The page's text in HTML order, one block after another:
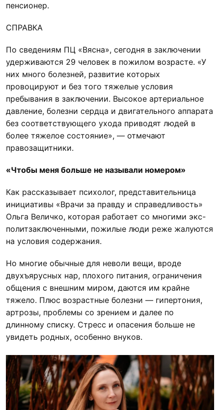
пенсионер.
СПРАВКА
По сведениям ПЦ «Вясна», сегодня в заключении
удерживаются 29 человек в пожилом возрасте. «У
них много болезней, развитие которых
провоцируют и без того тяжелые условия
пребывания в заключении. Высокое артериальное
давление, болезни сердца и двигательного аппарата
без соответствующего ухода приводят людей в
более тяжелое состояние», — отмечают
правозащитники.
«Чтобы меня больше не называли номером»
Как рассказывает психолог, представительница
инициативы «Врачи за правду и справедливость»
Ольга Величко, которая работает со многими экс-
политзаключенными, пожилые люди реже жалуются
на условия содержания.
Но многие обычные для неволи вещи, вроде
двухъярусных нар, плохого питания, ограничения
общения с внешним миром, даются им крайне
тяжело. Плюс возрастные болезни — гипертония,
артрозы, проблемы со зрением и далее по
длинному списку. Стресс и опасения больше не
увидеть родных, особенно внуков.